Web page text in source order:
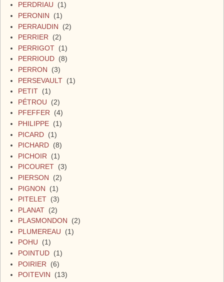
PERDRIAU (1)
PERONIN (1)
PERRAUDIN (2)
PERRIER (2)
PERRIGOT (1)
PERRIOUD (8)
PERRON (3)
PERSEVAULT (1)
PETIT (1)
PÉTROU (2)
PFEFFER (4)
PHILIPPE (1)
PICARD (1)
PICHARD (8)
PICHOIR (1)
PICOURET (3)
PIERSON (2)
PIGNON (1)
PITELET (3)
PLANAT (2)
PLASMONDON (2)
PLUMEREAU (1)
POHU (1)
POINTUD (1)
POIRIER (6)
POITEVIN (13)